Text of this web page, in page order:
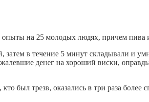
на 25 молодых людях, причем пива
в течение 5 минут складывали и
денег на хороший виски,
был трезв, оказались в три раза